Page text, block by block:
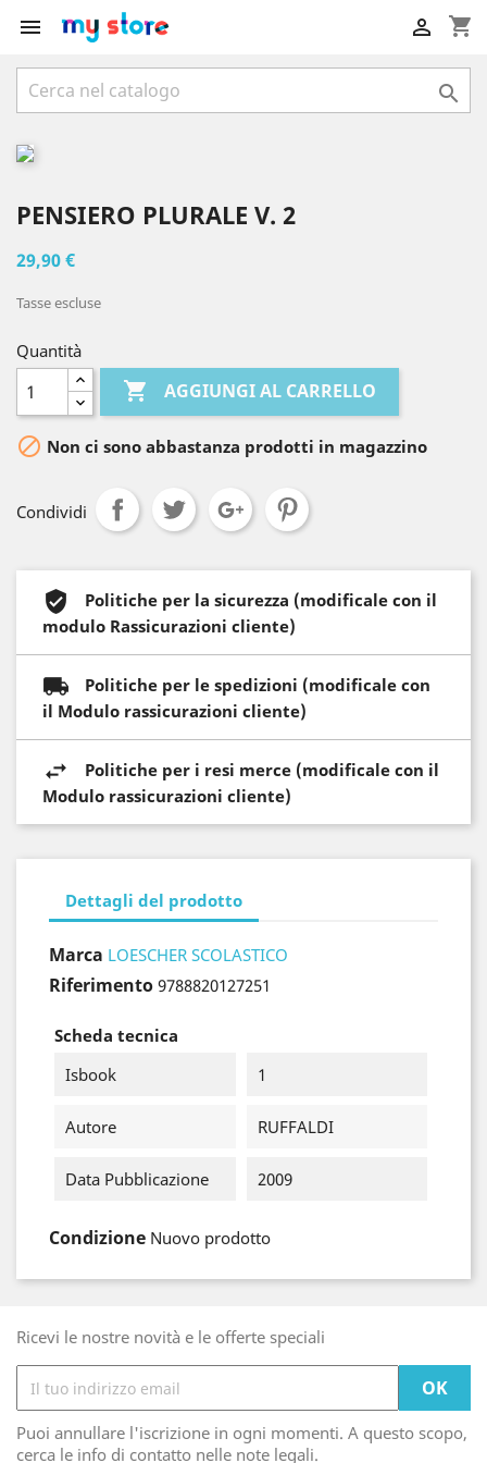
 shopping_cart


PENSIERO PLURALE V. 2
29,90 €
Tasse escluse
Quantità
 AGGIUNGI AL CARRELLO
 Non ci sono abbastanza prodotti in magazzino
Condividi
Politiche per la sicurezza (modificale con il
modulo Rassicurazioni cliente)
Politiche per le spedizioni (modificale con
il Modulo rassicurazioni cliente)
Politiche per i resi merce (modificale con il
Modulo rassicurazioni cliente)
Dettagli del prodotto
Marca LOESCHER SCOLASTICO
Riferimento 9788820127251
Scheda tecnica
Isbook
1
Autore RUFFALDI
Data Pubblicazione 2009
Condizione Nuovo prodotto
Ricevi le nostre novità e le offerte speciali
Puoi annullare l'iscrizione in ogni momenti. A questo scopo,
cerca le info di contatto nelle note legali.